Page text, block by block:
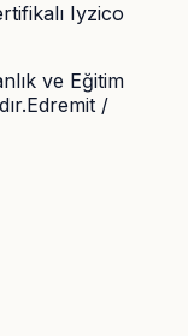
Iyzico
ve Eğitim
Edremit /